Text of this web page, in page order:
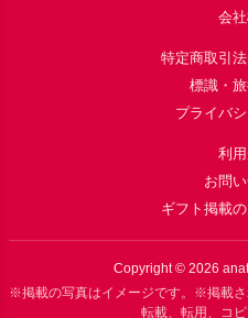
会
特定商取引
標識・
プライバ
利
お問
ギフト掲載
Copyright © 2026
※掲載の写真はイメージです。※掲載
転載、転用、コピ